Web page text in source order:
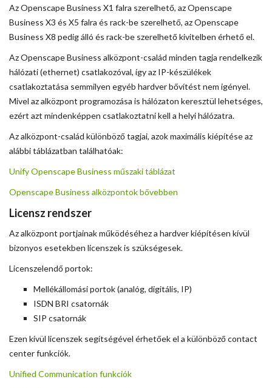
Az Openscape Business X1 falra szerelhető, az Openscape
Business X3 és X5 falra és rack-be szerelhető, az Openscape
Business X8 pedig álló és rack-be szerelhető kivitelben érhető el.
Az Openscape Business alközpont-család minden tagja rendelkezik
hálózati (ethernet) csatlakozóval, így az IP-készülékek
csatlakoztatása semmilyen egyéb hardver bővítést nem igényel.
Mivel az alközpont programozása is hálózaton keresztül lehetséges,
ezért azt mindenképpen csatlakoztatni kell a helyi hálózatra.
Az alközpont-család különböző tagjai, azok maximális kiépítése az
alábbi táblázatban találhatóak:
Unify Openscape Business műszaki táblázat
Openscape Business alközpontok bővebben
Licensz rendszer
Az alközpont portjainak működéséhez a hardver kiépítésen kívül
bizonyos esetekben licenszek is szükségesek.
Licenszelendő portok:
Mellékállomási portok (analóg, digitális, IP)
ISDN BRI csatornák
SIP csatornák
Ezen kívül licenszek segítségével érhetőek el a különböző contact
center funkciók.
Unified Communication funkciók